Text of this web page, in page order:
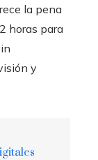
la pena
horas para
y